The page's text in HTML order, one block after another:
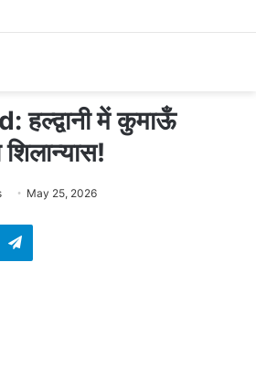
में कुमाऊँ
May 25, 2026
Telegram